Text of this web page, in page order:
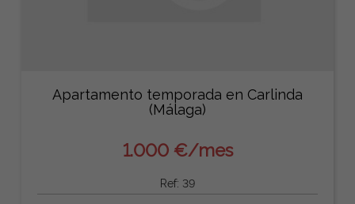
Apartamento temporada en Carlinda
(Málaga)
1.000 €/mes
Ref: 39